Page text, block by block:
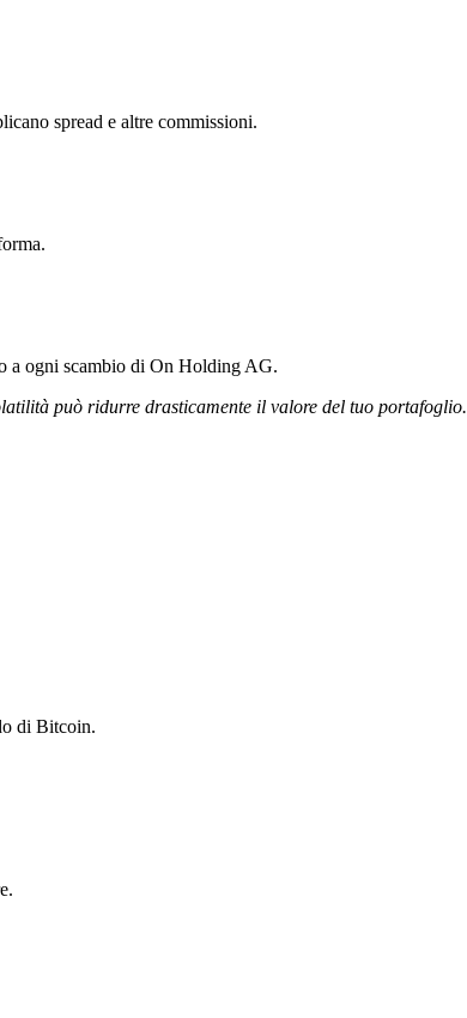
spread e altre commissioni.
a ogni scambio di On Holding AG.
può ridurre drasticamente il valore del tuo portafoglio.
di Bitcoin.